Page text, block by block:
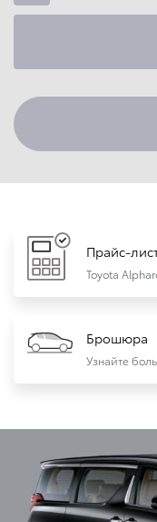
Прайс-
Toyota
Брошюра
Узнайте